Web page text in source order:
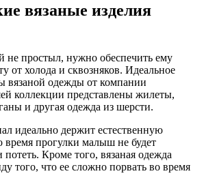
вязаные изделия
не простыл, нужно обеспечить ему
от холода и сквозняков. Идеальное
вязаной одежды от компании
коллекции представлены жилеты,
и другая одежда из шерсти.
идеально держит естественную
время прогулки малыш не будет
потеть. Кроме того, вязаная одежда
того, что ее сложно порвать во время